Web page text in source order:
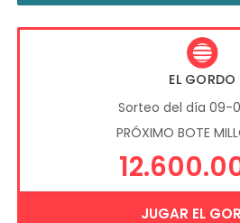
EL GORDO
Sorteo del día 09-
PRÓXIMO BOTE
JUGAR EL